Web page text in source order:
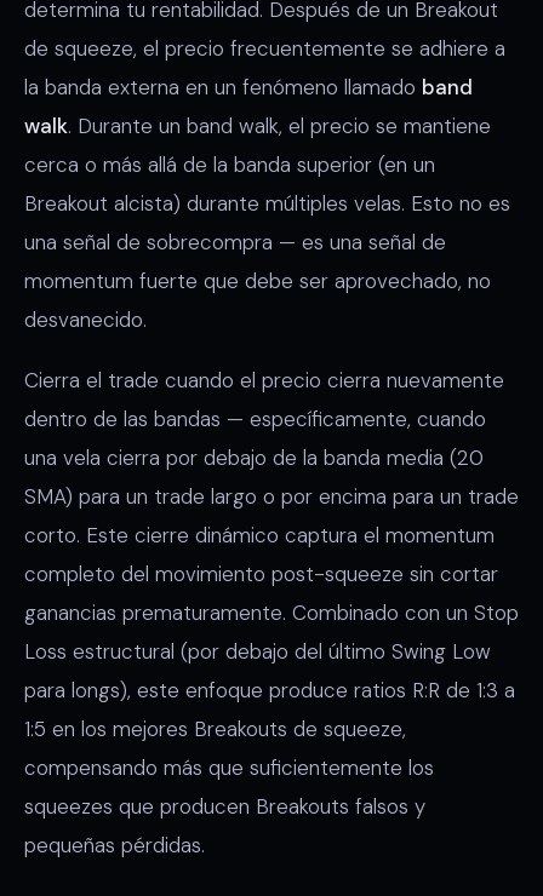
determina tu rentabilidad. Después de un Breakout
de squeeze, el precio frecuentemente se adhiere a
la banda externa en un fenómeno llamado band
walk. Durante un band walk, el precio se mantiene
cerca o más allá de la banda superior (en un
Breakout alcista) durante múltiples velas. Esto no es
una señal de sobrecompra — es una señal de
momentum fuerte que debe ser aprovechado, no
desvanecido.
Cierra el trade cuando el precio cierra nuevamente
dentro de las bandas — específicamente, cuando
una vela cierra por debajo de la banda media (20
SMA) para un trade largo o por encima para un trade
corto. Este cierre dinámico captura el momentum
completo del movimiento post-squeeze sin cortar
ganancias prematuramente. Combinado con un Stop
Loss estructural (por debajo del último Swing Low
para longs), este enfoque produce ratios R:R de 1:3 a
1:5 en los mejores Breakouts de squeeze,
compensando más que suficientemente los
squeezes que producen Breakouts falsos y
pequeñas pérdidas.